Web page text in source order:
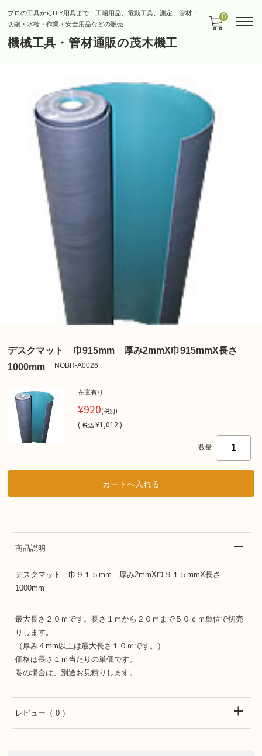
プロの工具からDIY用具まで！工場用品、電動工具、測定、管材・
切削・水栓・作業・安全用品などの販売
機械工具・管材通販の茂木機工
0
デスクマット 巾915mm 厚み2mmX巾915mmX長さ
1000mm
NOBR-A0026
在庫有り
¥920(税別)
( 税込 ¥1,012 )
数量
商品説明
デスクマット 巾９１５mm 厚み2mmX巾９１５mmX長さ
1000mm
最大長さ２０ｍです。長さ１ｍから２０ｍまで５０ｃｍ単位で切売
りします。
（厚み４mm以上は最大長さ１０ｍです。）
価格は長さ１ｍ当たりの単価です。
巻の場合は、別途お見積りします。
レビュー （ 0 ）